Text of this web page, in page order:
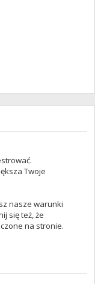
Twoje
nasze warunki
się też, że
na stronie.